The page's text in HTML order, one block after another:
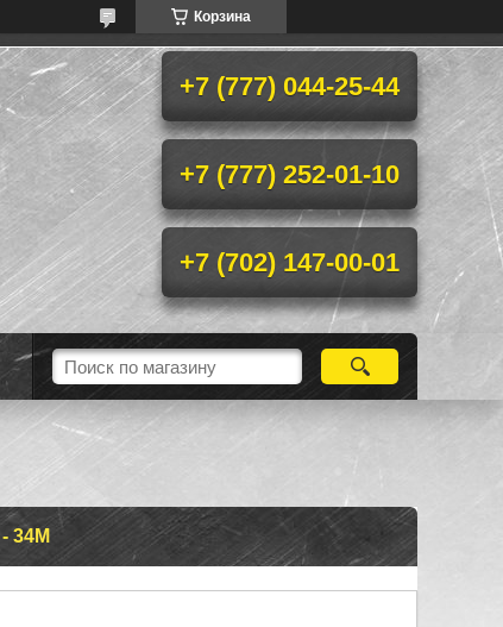
Корзина
+7 (777) 044-25-44
+7 (777) 252-01-10
+7 (702) 147-00-01
34M